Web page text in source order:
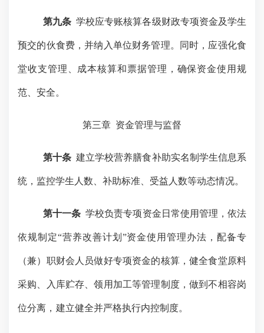
第九条 学校应专账核算各级财政专项资金及学生
预交的伙食费，并纳入单位财务管理。同时，应强化食
堂收支管理、成本核算和票据管理，确保资金使用规
范、安全。
第三章 资金管理与监督
第十条 建立学校营养膳食补助实名制学生信息系
统，监控学生人数、补助标准、受益人数等动态情况。
第十一条 学校负责专项资金日常使用管理，依法
依规制定“营养改善计划”资金使用管理办法，配备专
（兼）职财会人员做好专项资金的核算，健全食堂原料
采购、入库贮存、领用加工等管理制度，做到不相容岗
位分离， 建立健全并严格执行内控制度。